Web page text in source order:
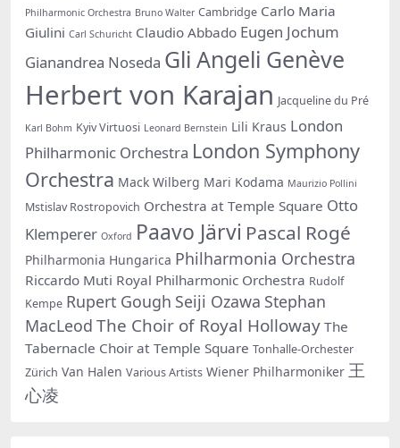
Philharmonic Orchestra Bruno Walter Cambridge Carlo Maria
Giulini Carl Schuricht Claudio Abbado Eugen Jochum
Gianandrea Noseda Gli Angeli Genève
Herbert von Karajan Jacqueline du Pré
Karl Bohm Kyiv Virtuosi Leonard Bernstein Lili Kraus London
Philharmonic Orchestra London Symphony
Orchestra Mack Wilberg Mari Kodama Maurizio Pollini
Mstislav Rostropovich Orchestra at Temple Square Otto
Klemperer Oxford Paavo Järvi Pascal Rogé
Philharmonia Hungarica Philharmonia Orchestra
Riccardo Muti Royal Philharmonic Orchestra Rudolf
Kempe Rupert Gough Seiji Ozawa Stephan
MacLeod The Choir of Royal Holloway The
Tabernacle Choir at Temple Square Tonhalle-Orchester
Zürich Van Halen Various Artists Wiener Philharmoniker 王
心凌